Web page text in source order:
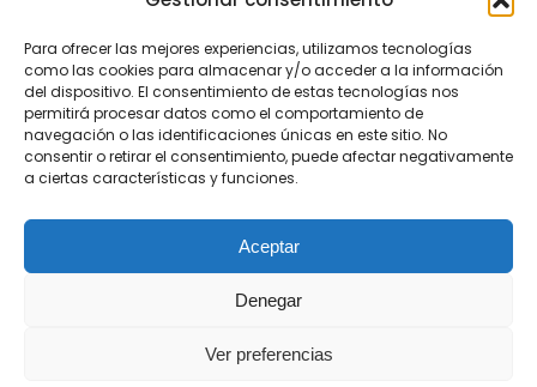
Para ofrecer las mejores experiencias, utilizamos tecnologías
como las cookies para almacenar y/o acceder a la información
del dispositivo. El consentimiento de estas tecnologías nos
permitirá procesar datos como el comportamiento de
navegación o las identificaciones únicas en este sitio. No
consentir o retirar el consentimiento, puede afectar negativamente
a ciertas características y funciones.
Aceptar
Denegar
Ver preferencias
Exposición:976 521 031
expo@puertasactur.es